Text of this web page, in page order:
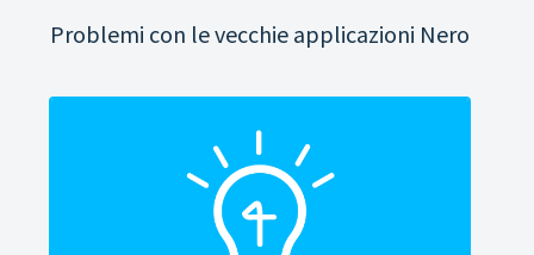
Problemi con le vecchie applicazioni Nero